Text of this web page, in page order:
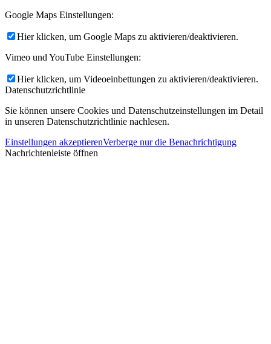
Google Maps Einstellungen:
Hier klicken, um Google Maps zu aktivieren/deaktivieren.
Vimeo und YouTube Einstellungen:
Hier klicken, um Videoeinbettungen zu aktivieren/deaktivieren.
Datenschutzrichtlinie
Sie können unsere Cookies und Datenschutzeinstellungen im Detail
in unseren Datenschutzrichtlinie nachlesen.
Einstellungen akzeptierenVerberge nur die Benachrichtigung
Nachrichtenleiste öffnen